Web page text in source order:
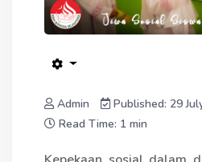
Admin
Published: 29
Read Time: 1 min